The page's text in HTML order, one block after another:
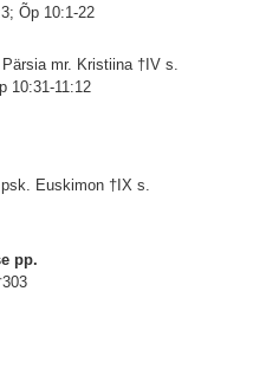
Õp 10:1-22
mr. Kristiina †IV s.
10:31-11:12
Euskimon †IX s.
pp.